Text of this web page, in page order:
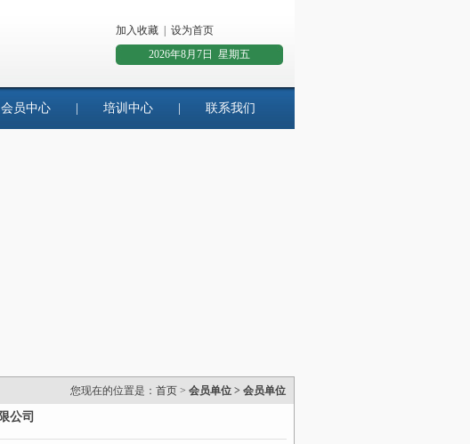
加入收藏
设为首页
2026年8月7日 星期五
会员中心| 培训中心| 联系我们
您现在的位置是： 首页 > 会员单位 > 会员单位
公司